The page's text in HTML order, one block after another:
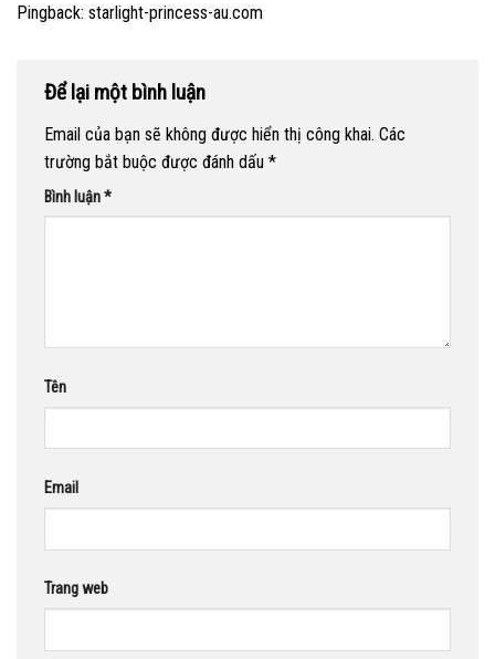
Pingback: starlight-princess-au.com
Để lại một bình luận
Email của bạn sẽ không được hiển thị công khai. Các
trường bắt buộc được đánh dấu *
Bình luận*
Tên
Email
Trang web